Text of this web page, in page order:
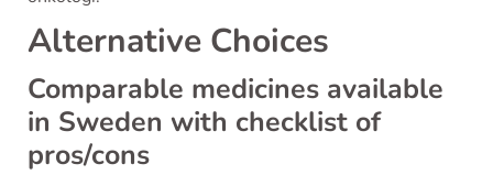
Alternative Choices
Comparable medicines available
in Sweden with checklist of
pros/cons